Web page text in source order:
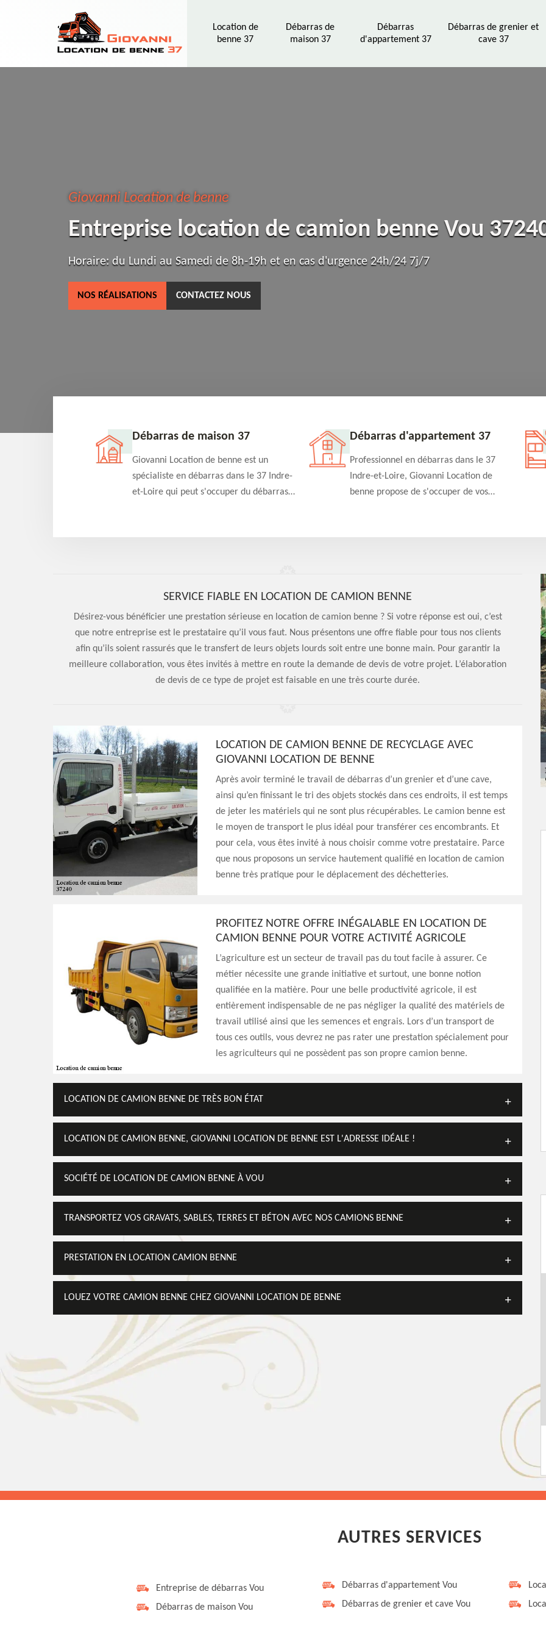
Location de
benne 37
Débarras de
maison 37
Débarras
d'appartement 37
Débarras de grenier et
cave 37
Giovanni Location de benne
Entreprise location de camion benne Vou
Horaire: du Lundi au Samedi de 8h-19h et en cas d'urgence 24h/24 7j/7
NOS RÉALISATIONS CONTACTEZ NOUS
37 Débarras de maison 37
Giovanni Location de benne est un
spécialiste en débarras dans le 37 Indre-
et-Loire qui peut s'occuper du débarras
et efficace
Débarras d'appartement 37
Professionnel en débarras dans le 37
Indre-et-Loire, Giovanni Location de
benne propose de s'occuper de vos
qualité en toute circonstance
SERVICE FIABLE EN LOCATION DE CAMION BENNE
Désirez-vous bénéficier une prestation sérieuse en location de camion benne ? Si votre réponse est oui, c’est
que notre entreprise est le prestataire qu’il vous faut. Nous présentons une offre fiable pour tous nos clients
afin qu’ils soient rassurés que le transfert de leurs objets lourds soit entre une bonne main. Pour garantir la
meilleure collaboration, vous êtes invités à mettre en route la demande de devis de votre projet. L’élaboration
de devis de ce type de projet est faisable en une très courte durée.
LOCATION DE CAMION BENNE DE RECYCLAGE AVEC
GIOVANNI LOCATION DE BENNE
Après avoir terminé le travail de débarras d’un grenier et d’une cave,
ainsi qu’en finissant le tri des objets stockés dans ces endroits, il est temps
de jeter les matériels qui ne sont plus récupérables. Le camion benne est
le moyen de transport le plus idéal pour transférer ces encombrants. Et
pour cela, vous êtes invité à nous choisir comme votre prestataire. Parce
que nous proposons un service hautement qualifié en location de camion
benne très pratique pour le déplacement des déchetteries.
PROFITEZ NOTRE OFFRE INÉGALABLE EN LOCATION DE
CAMION BENNE POUR VOTRE ACTIVITÉ AGRICOLE
L’agriculture est un secteur de travail pas du tout facile à assurer. Ce
métier nécessite une grande initiative et surtout, une bonne notion
qualifiée en la matière. Pour une belle productivité agricole, il est
entièrement indispensable de ne pas négliger la qualité des matériels de
travail utilisé ainsi que les semences et engrais. Lors d’un transport de
tous ces outils, vous devrez ne pas rater une prestation spécialement pour
les agriculteurs qui ne possèdent pas son propre camion benne.
LOCATION DE CAMION BENNE DE TRÈS BON ÉTAT
LOCATION DE CAMION BENNE, GIOVANNI LOCATION DE BENNE EST L'ADRESSE IDÉALE !
SOCIÉTÉ DE LOCATION DE CAMION BENNE À VOU
TRANSPORTEZ VOS GRAVATS, SABLES, TERRES ET BÉTON AVEC NOS CAMIONS BENNE
PRESTATION EN LOCATION CAMION BENNE
LOUEZ VOTRE CAMION BENNE CHEZ GIOVANNI LOCATION DE BENNE
AUTRES SERVICES
Entreprise de débarras Vou
Débarras de maison Vou
Débarras d'appartement Vou
Débarras de grenier et cave Vou